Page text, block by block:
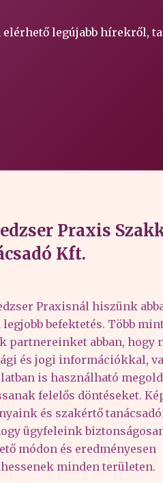
legújabb hírekről,
Praxis
Kft.
Praxisnál hiszünk
legjobb befektetés. Több
partnereinket abban, hogy
és jogi információkkal,
is használható
felelős döntéseket.
és szakértő
ügyfeleink
módon és eredményesen
minden területen.